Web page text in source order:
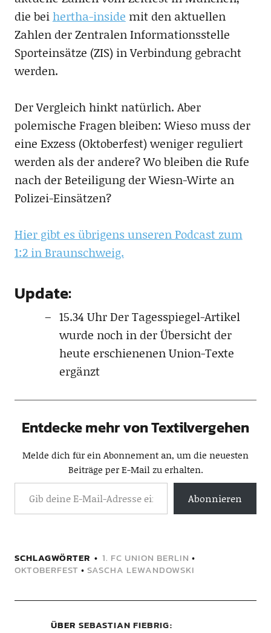
die beihertha-inside mit den aktuellen
Zahlen der Zentralen Informationsstelle
Sporteinsätze (ZIS) in Verbindung gebracht
werden.
Der Vergleich hinkt natürlich. Aber
polemische Fragen bleiben: Wieso muss der
eine Exzess (Oktoberfest) weniger reguliert
werden als der andere? Wo bleiben die Rufe
nach der Beteiligung der Wiesn-Wirte an
Polizei-Einsätzen?
Hier gibt es übrigens unseren Podcast zum
1:2 in Braunschweig.
Update:
15.34 Uhr Der Tagesspiegel-Artikel
wurde noch in der Übersicht der
heute erschienenen Union-Texte
ergänzt
Entdecke mehr von Textilvergehen
Melde dich für ein Abonnement an, um die neuesten
Beiträge per E-Mail zu erhalten.
Abonnieren
SCHLAGWÖRTER 1. FC UNION BERLIN •
OKTOBERFEST • SASCHA LEWANDOWSKI
ÜBER SEBASTIAN FIEBRIG